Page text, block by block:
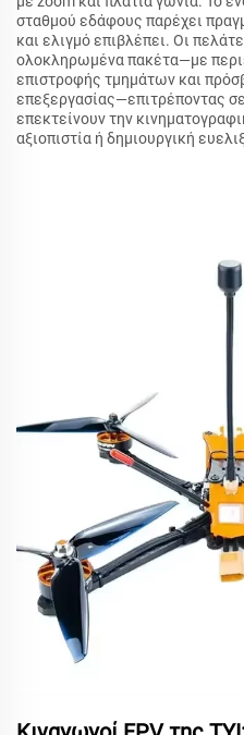
σταθμού εδάφους παρέχει
και ελιγμό επιβλέπει. Οι
ολοκληρωμένα πακέτα—με
επιστροφής τμημάτων και
επεξεργασίας—επιτρέποντας
επεκτείνουν την
αξιοπιστία ή δημιουργική